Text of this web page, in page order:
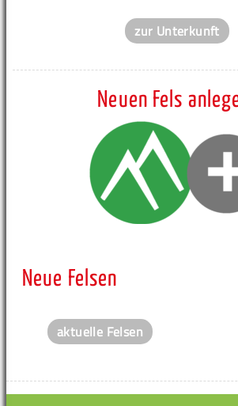
zur Unterkunft
Neuen Fels
Neue Felsen
aktuelle Felsen